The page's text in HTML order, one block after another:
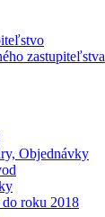
zastupiteľstva
Objednávky
roku 2018